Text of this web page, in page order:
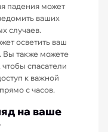
падения может
ваших
случаев.
осветить ваш
Вы также можете
спасатели
к важной
с часов.
на ваше